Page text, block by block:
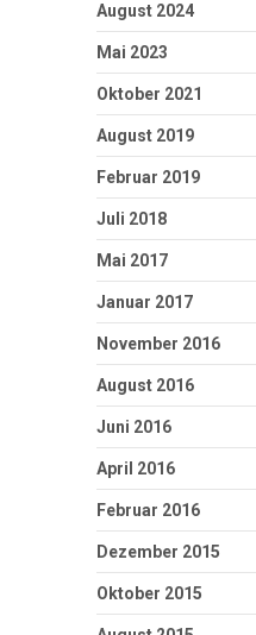
August 2024
Mai 2023
Oktober 2021
August 2019
Februar 2019
Juli 2018
Mai 2017
Januar 2017
November 2016
August 2016
Juni 2016
April 2016
Februar 2016
Dezember 2015
Oktober 2015